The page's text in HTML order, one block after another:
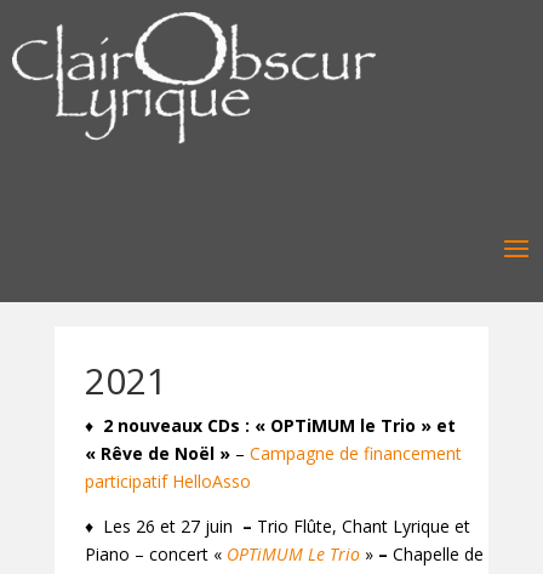
2021
♦ 2 nouveaux CDs : « OPTiMUM le Trio » et
« Rêve de Noël »– Campagne de financement
participatif HelloAsso
♦ Les 26 et 27 juin – Trio Flûte, Chant Lyrique et
Piano – concert « OPTiMUM Le Trio» – Chapelle de